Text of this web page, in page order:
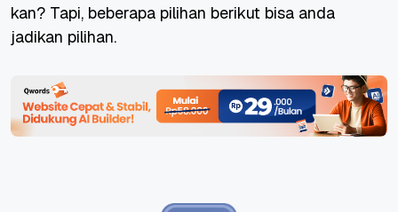
kan? Tapi, beberapa pilihan berikut bisa anda
jadikan pilihan.